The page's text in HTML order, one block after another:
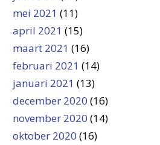
mei 2021 (11)
april 2021 (15)
maart 2021 (16)
februari 2021 (14)
januari 2021 (13)
december 2020 (16)
november 2020 (14)
oktober 2020 (16)